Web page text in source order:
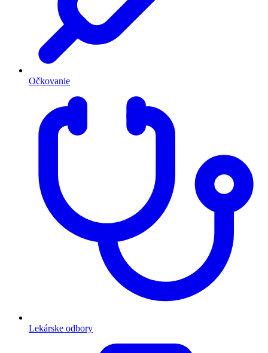
Očkovanie
Lekárske odbory